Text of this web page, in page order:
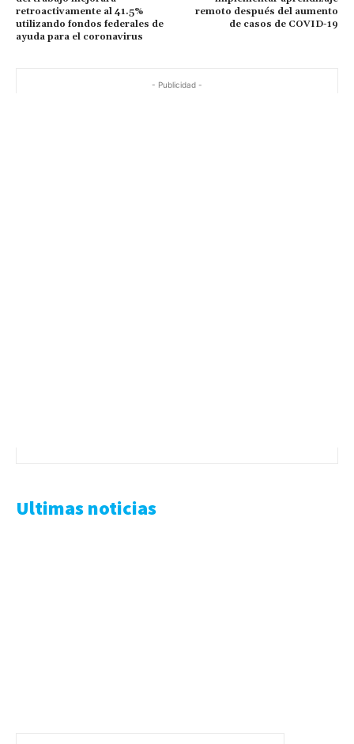
retroactivamente al 41.5%
utilizando fondos federales de
ayuda para el coronavirus
remoto después del aumento
de casos de COVID-19
- Publicidad -
Ultimas noticias